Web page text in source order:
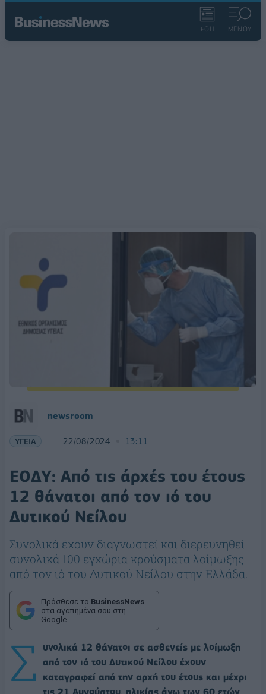
ΡΟΗ ΜΕΝΟΥ
newsroom
ΥΓΕΙΑ 22/08/2024 13:11
ΕΟΔΥ: Από τις άρχές του έτους
12 θάνατοι από τον ιό του
Δυτικού Νείλου
Συνολικά έχουν διαγνωστεί και διερευνηθεί
συνολικά 100 εγχώρια κρούσματα λοίμωξης
από τον ιό του Δυτικού Νείλου στην Ελλάδα.
Πρόσθεσε το BusinessNews
στα αγαπημένα σου στη
Google
Σ
υνολικά 12 θάνατοι σε ασθενείς με λοίμωξη
από τον ιό του Δυτικού Νείλου έχουν
καταγραφεί από την αρχή του έτους και μέχρι